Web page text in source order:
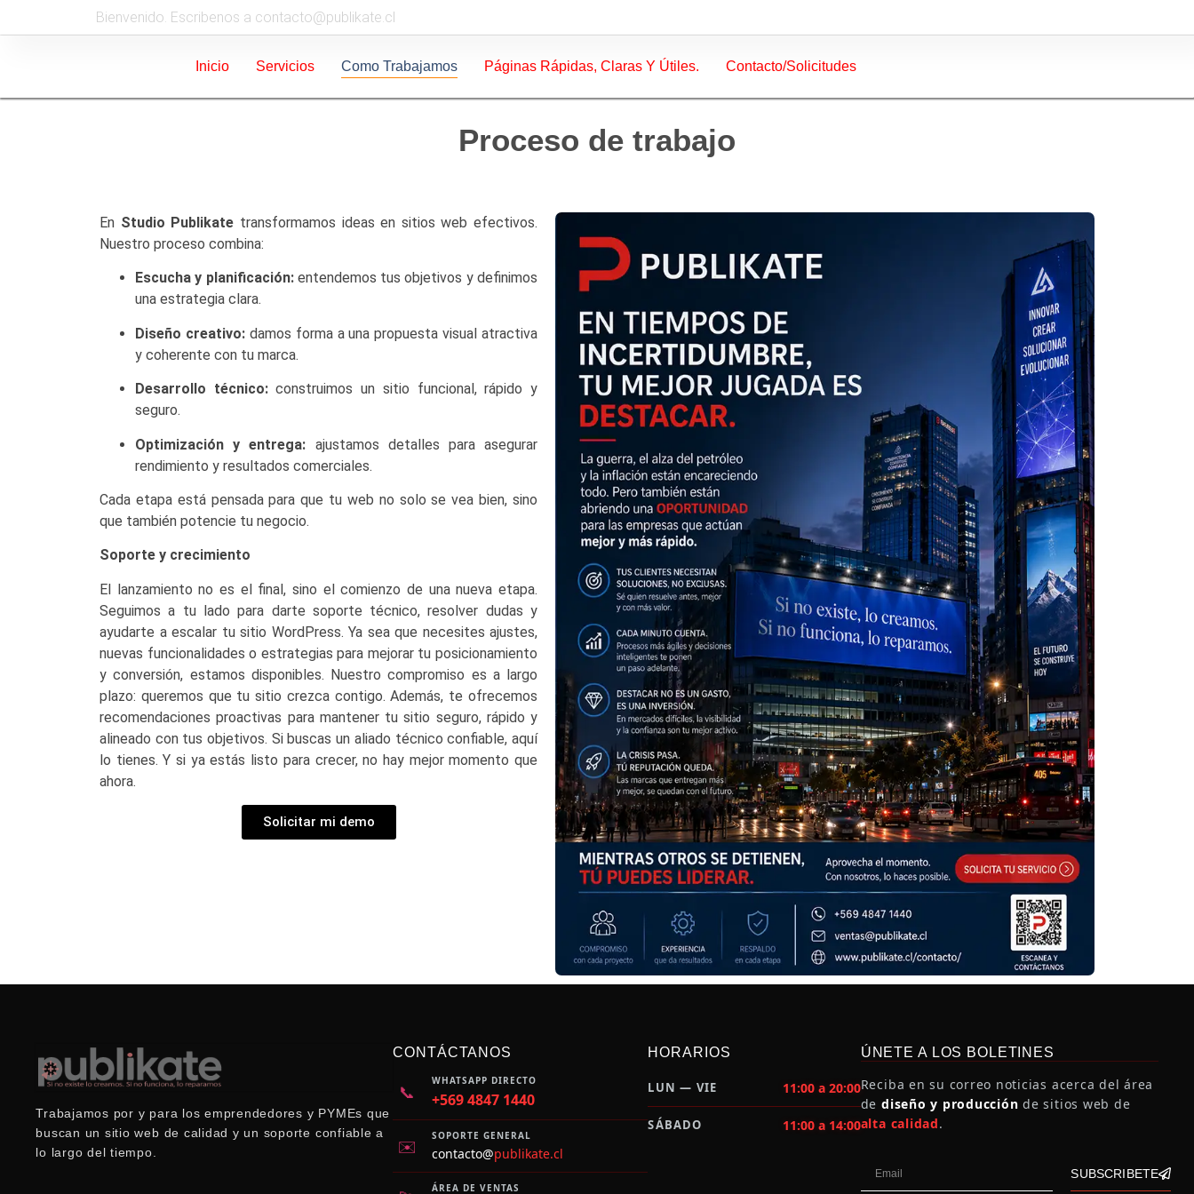
Bienvenido. Escribenos a contacto@publikate.cl
Inicio Servicios Como Trabajamos Páginas Rápidas, Claras Y Útiles. Contacto/solicitudes
Proceso de trabajo
En Studio Publikate transformamos ideas en sitios web efectivos.
Nuestro proceso combina:
Escucha y planificación:entendemos tus objetivos y definimos
una estrategia clara.
Diseño creativo:damos forma a una propuesta visual atractiva
y coherente con tu marca.
Desarrollo técnico:construimos un sitio funcional, rápido y
seguro.
Optimización y entrega: ajustamos detalles para asegurar
rendimiento y resultados comerciales.
Cada etapa está pensada para que tu web no solo se vea bien, sino
que también potencie tu negocio.
Soporte y crecimiento
El lanzamiento no es el final, sino el comienzo de una nueva etapa.
Seguimos a tu lado para darte soporte técnico, resolver dudas y
ayudarte a escalar tu sitio WordPress. Ya sea que necesites ajustes,
nuevas funcionalidades o estrategias para mejorar tu posicionamiento
y conversión, estamos disponibles. Nuestro compromiso es a largo
plazo: queremos que tu sitio crezca contigo. Además, te ofrecemos
recomendaciones proactivas para mantener tu sitio seguro, rápido y
alineado con tus objetivos. Si buscas un aliado técnico confiable, aquí
lo tienes. Y si ya estás listo para crecer, no hay mejor momento que
ahora.
Solicitar mi demo
Trabajamos por y para los emprendedores y PYMEs que
buscan un sitio web de calidad y un soporte confiable a
lo largo del tiempo.
CONTÁCTANOS
📞
WHATSAPP DIRECTO
+569 4847 1440
✉️ SOPORTE GENERAL
contacto@publikate.cl
ÁREA DE VENTAS
HORARIOS
LUN — VIE 11:00 a 20:00
SÁBADO 11:00 a 14:00
ÚNETE A LOS BOLETINES
Reciba en su correo noticias acerca del área
de diseño y producción de sitios web de
alta calidad.
SUBSCRIBETE